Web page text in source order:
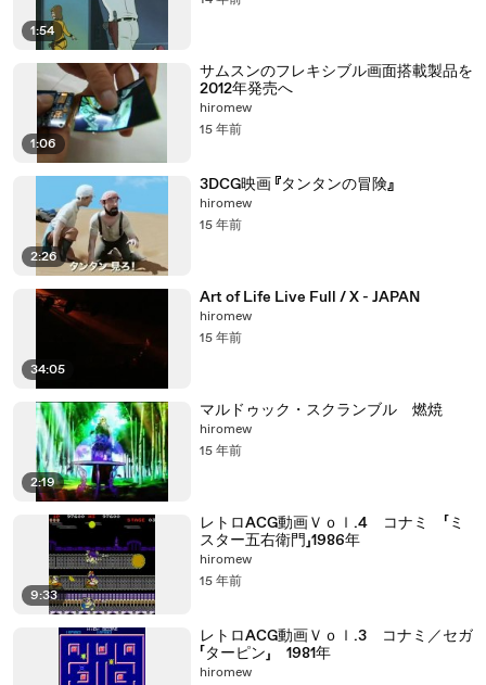
1:54
1:06
サムスンのフレキシブル画面搭載製品を
2012年発売へ
hiromew
15 年前
2:26
3DCG映画 『タンタンの冒険』
hiromew
15 年前
34:05
Art of Life Live Full / X - JAPAN
hiromew
15 年前
2:19
マルドゥック・スクランブル 燃焼
hiromew
15 年前
9:33
レトロACG動画Ｖｏｌ.4 コナミ 「ミ
スター五右衛門」1986年
hiromew
15 年前
レトロACG動画Ｖｏｌ.3 コナミ／セガ
「ターピン」 1981年
hiromew